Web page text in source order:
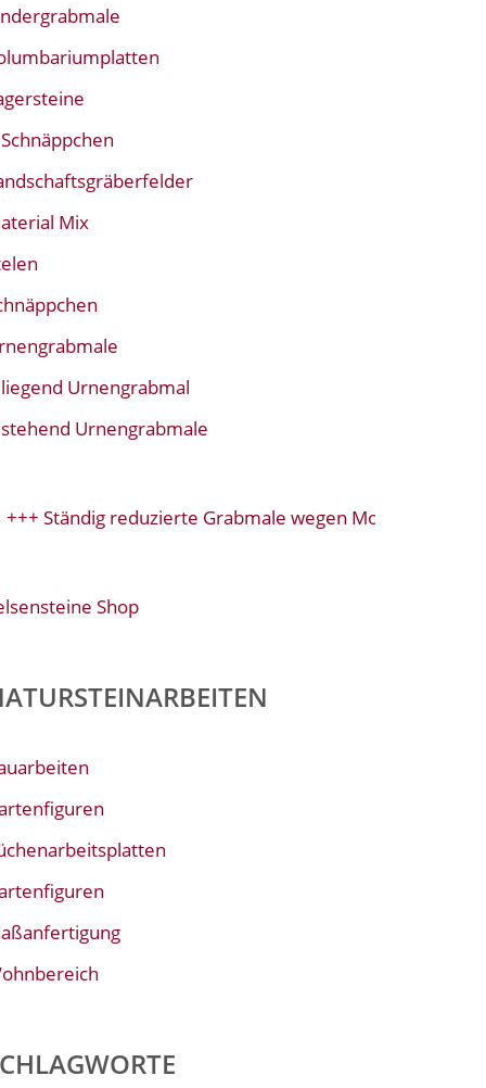
Schnäppchen
Mix
liegend Urnengrabmal
stehend Urnengrabmale
Ständig reduzierte Grabmale wegen Modellwechsel+++
Shop